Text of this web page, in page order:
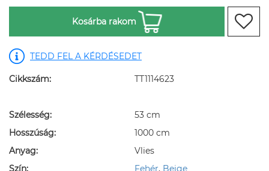
Kosárba rakom
TEDD FEL A KÉRDÉSEDET
Cikkszám: TT1114623
Szélesség:
53 cm
Hosszúság:
1000 cm
Anyag:
Vlies
Szín:
Fehér, Beige